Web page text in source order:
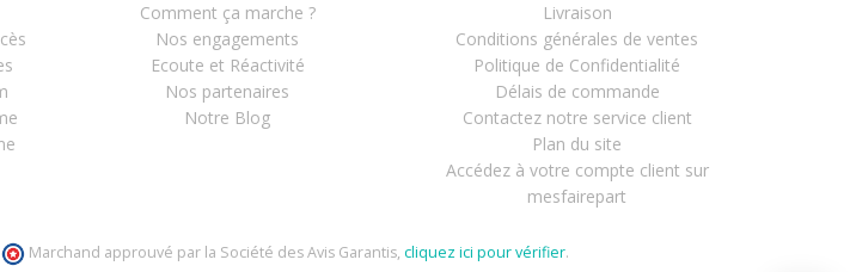
Comment ça marche ?
Nos engagements
Ecoute et Réactivité
Nos partenaires
Notre Blog
Livraison
Conditions générales de ventes
Politique de Confidentialité
Délais de commande
Contactez notre service client
Plan du site
Accédez à votre compte client sur
mesfairepart
Marchand approuvé par la Société des Avis Garantis, cliquez ici pour vérifier.